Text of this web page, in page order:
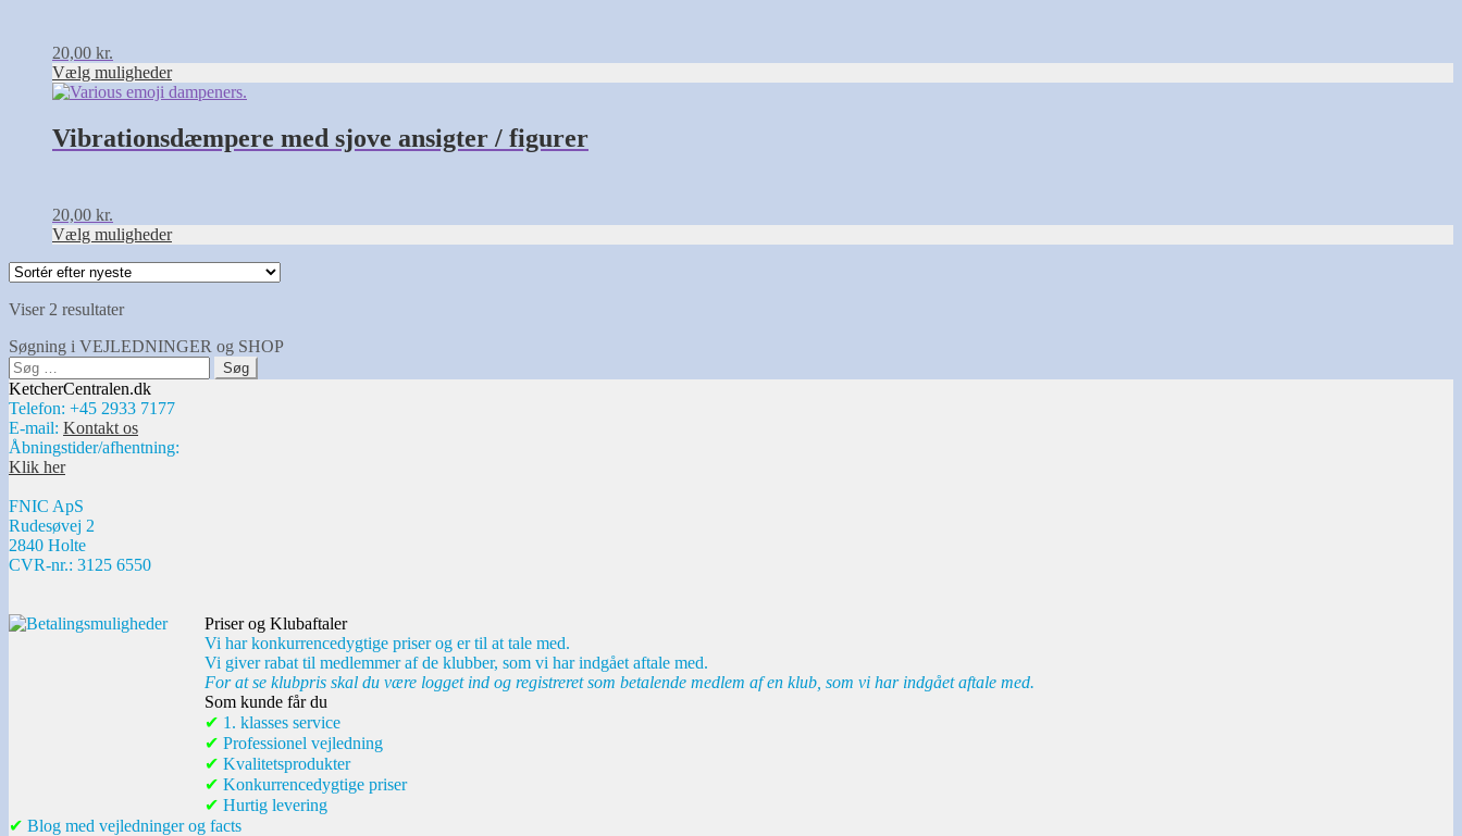
20,00 kr.
Vælg muligheder
kan
vælges
på
varesiden
Vibrationsdæmpere med sjove ansigter / figurer
20,00 kr.
Vælg muligheder
Dette
har
flere
kan
vælges
på
varesiden
Viser 2 resultaterSorteret
seneste
Søgning i VEJLEDNINGER og SHOP
Søg
efter:
KetcherCentralen.dk
Telefon: +45 2933 7177
E-mail: Kontakt os
Åbningstider/afhentning:
Klik her
FNIC ApS
Rudesøvej 2
2840 Holte
CVR-nr.: 3125 6550
Priser og Klubaftaler
Vi har konkurrencedygtige priser og er til at tale med.
Vi giver rabat til medlemmer af de klubber, som vi har indgået aftale med.
For at se klubpris skal du være logget ind og registreret som betalende medlem af en klub, som vi har indgået aftale med.
Som kunde får du
✔ 1. klasses service
✔ Professionel vejledning
✔ Kvalitetsprodukter
✔ Konkurrencedygtige priser
✔ Hurtig levering
✔ Blog med vejledninger og facts